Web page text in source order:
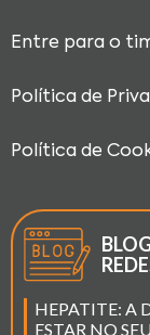
Entre para o
Política de
Política de
HEPATITE: A
ESTAR NO